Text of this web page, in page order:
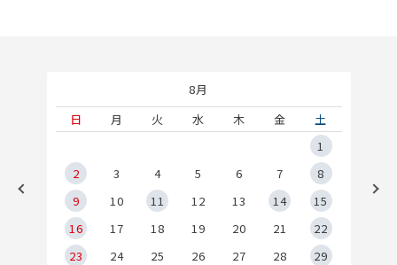
8月
日
月 火 水 木 金
土
1
2
3 4 5 6 7
8
9
10 11 12 13 14
15
16
17 18 19 20 21
22
23
24 25 26 27 28
29